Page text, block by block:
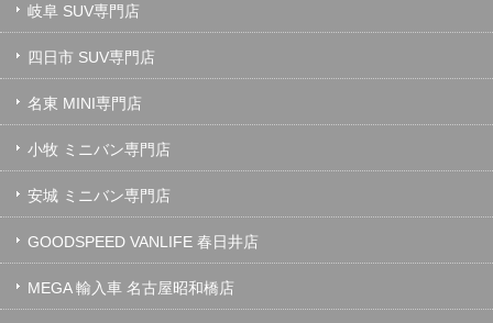
岐阜 SUV専門店
四日市 SUV専門店
名東 MINI専門店
小牧 ミニバン専門店
安城 ミニバン専門店
GOODSPEED VANLIFE 春日井店
MEGA 輸入車 名古屋昭和橋店